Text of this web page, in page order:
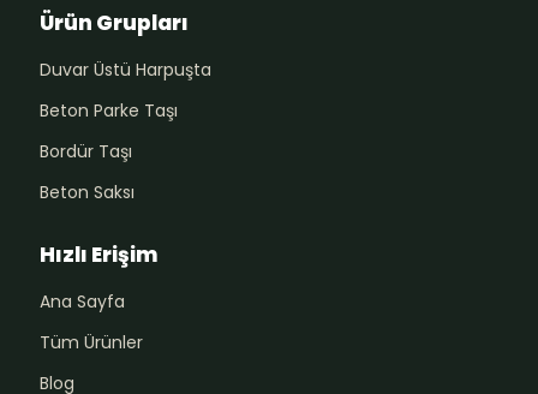
Ürün Grupları
Duvar Üstü Harpuşta
Beton Parke Taşı
Bordür Taşı
Beton Saksı
Hızlı Erişim
Ana Sayfa
Tüm Ürünler
Blog